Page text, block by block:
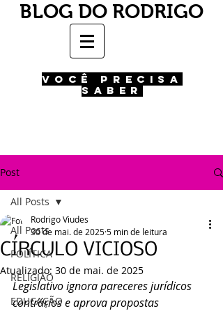
BLOG DO RODRIGO
VOCÊ PRECISA
SABER
Post
All Posts
POLÍTICA
RELIGIÃO
EDUCAÇÃO
All Posts
CÍRCULO VICIOSO
Rodrigo Viudes
30 de mai. de 20255 min de leitura
Atualizado: 30 de mai. de 2025
Legislativo ignora pareceres jurídicos
contrários e aprova propostas